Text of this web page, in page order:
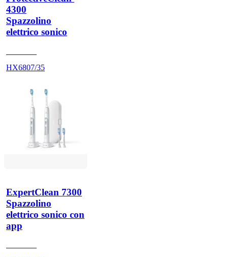
4300
Spazzolino
elettrico sonico
HX6807/35
ExpertClean 7300
Spazzolino
elettrico sonico con
app